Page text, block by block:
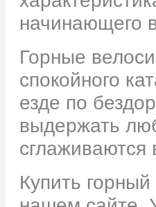
начинающего
Горные
спокойного
езде по
выдержать
Купить